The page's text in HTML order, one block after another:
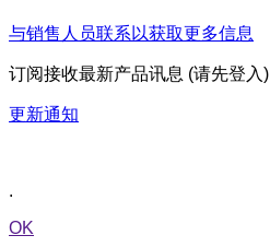
与销售人员联系以获取更多信息
订阅接收最新产品讯息 (请先登入)
更新通知
.
OK